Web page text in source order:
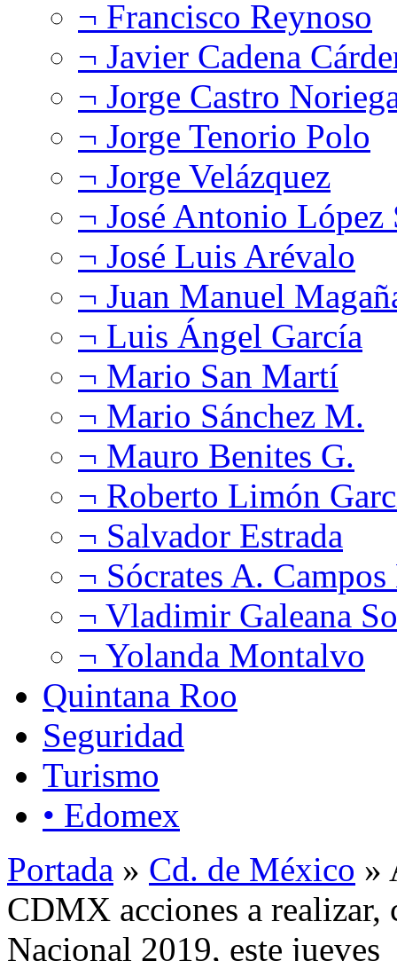
¬ Francisco Reynoso
¬ Javier Cadena
¬ Jorge Castro
¬ Jorge Tenorio Polo
¬ Jorge Velázquez
¬ José Antonio López
¬ José Luis Arévalo
¬ Juan Manuel
¬ Luis Ángel García
¬ Mario San Martí
¬ Mario Sánchez M.
¬ Mauro Benites G.
¬ Roberto Limón
¬ Salvador Estrada
¬ Sócrates A.
¬ Vladimir Galeana
¬ Yolanda Montalvo
Quintana Roo
Seguridad
Turismo
• Edomex
Portada » Cd. de México »
CDMX acciones a
Nacional 2019, este jueves